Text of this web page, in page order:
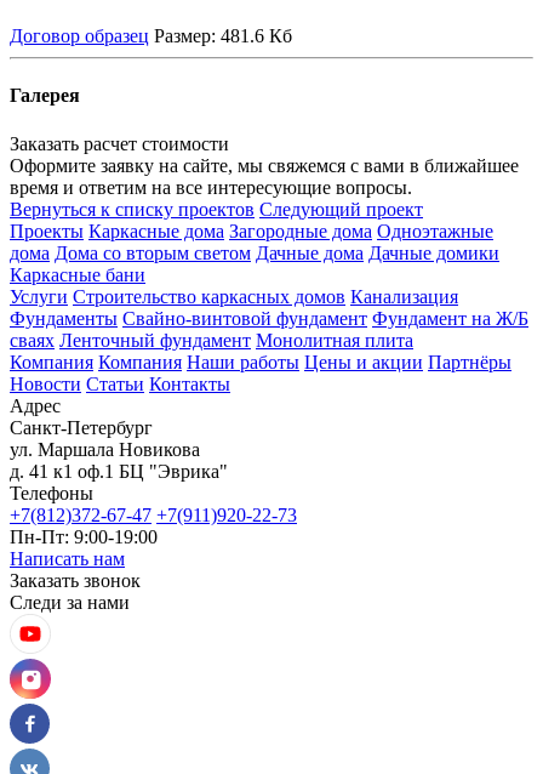
Договор образец Размер: 481.6 Кб
Галерея
Заказать расчет стоимости
Оформите заявку на сайте, мы свяжемся с вами в ближайшее
время и ответим на все интересующие вопросы.
Вернуться к списку проектов Следующий проект
Проекты Каркасные дома Загородные дома Одноэтажные
дома Дома со вторым светом Дачные дома Дачные домики
Каркасные бани
Услуги Строительство каркасных домов Канализация
Фундаменты Свайно-винтовой фундамент Фундамент на Ж/Б
сваях Ленточный фундамент Монолитная плита
Компания Компания Наши работы Цены и акции Партнёры
Новости Статьи Контакты
Адрес
Санкт-Петербург
ул. Маршала Новикова
д. 41 к1 оф.1 БЦ "Эврика"
Телефоны
+7(812)372-67-47 +7(911)920-22-73
Пн-Пт: 9:00-19:00
Написать нам
Заказать звонок
Следи за нами